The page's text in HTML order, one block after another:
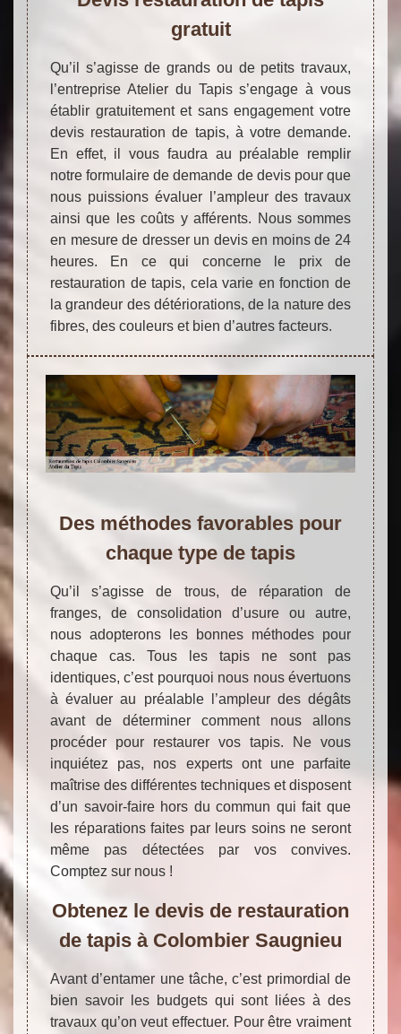
gratuit
Qu’il s’agisse de grands ou de petits travaux,
l’entreprise Atelier du Tapis s’engage à vous
établir gratuitement et sans engagement votre
devis restauration de tapis, à votre demande.
En effet, il vous faudra au préalable remplir
notre formulaire de demande de devis pour que
nous puissions évaluer l’ampleur des travaux
ainsi que les coûts y afférents. Nous sommes
en mesure de dresser un devis en moins de 24
heures. En ce qui concerne le prix de
restauration de tapis, cela varie en fonction de
la grandeur des détériorations, de la nature des
fibres, des couleurs et bien d’autres facteurs.
Des méthodes favorables pour
chaque type de tapis
Qu’il s’agisse de trous, de réparation de
franges, de consolidation d’usure ou autre,
nous adopterons les bonnes méthodes pour
chaque cas. Tous les tapis ne sont pas
identiques, c’est pourquoi nous nous évertuons
à évaluer au préalable l’ampleur des dégâts
avant de déterminer comment nous allons
procéder pour restaurer vos tapis. Ne vous
inquiétez pas, nos experts ont une parfaite
maîtrise des différentes techniques et disposent
d’un savoir-faire hors du commun qui fait que
les réparations faites par leurs soins ne seront
même pas détectées par vos convives.
Comptez sur nous !
Obtenez le devis de restauration
de tapis à Colombier Saugnieu
Avant d’entamer une tâche, c’est primordial de
bien savoir les budgets qui sont liées à des
travaux qu’on veut effectuer. Pour être vraiment